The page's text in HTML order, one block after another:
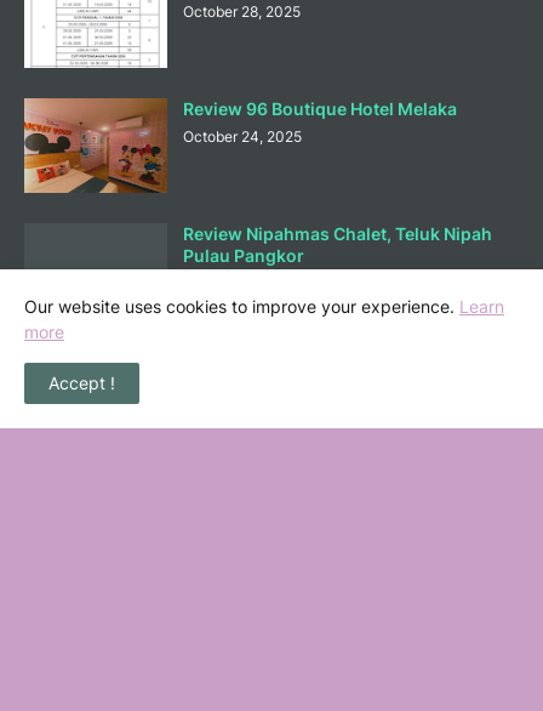
October 28, 2025
Review 96 Boutique Hotel Melaka
October 24, 2025
Review Nipahmas Chalet, Teluk Nipah
Pulau Pangkor
Our website uses cookies to improve your experience. Learn
more
Accept !